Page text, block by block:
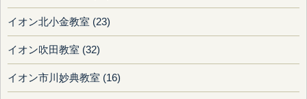
イオン北小金教室 (23)
イオン吹田教室 (32)
イオン市川妙典教室 (16)